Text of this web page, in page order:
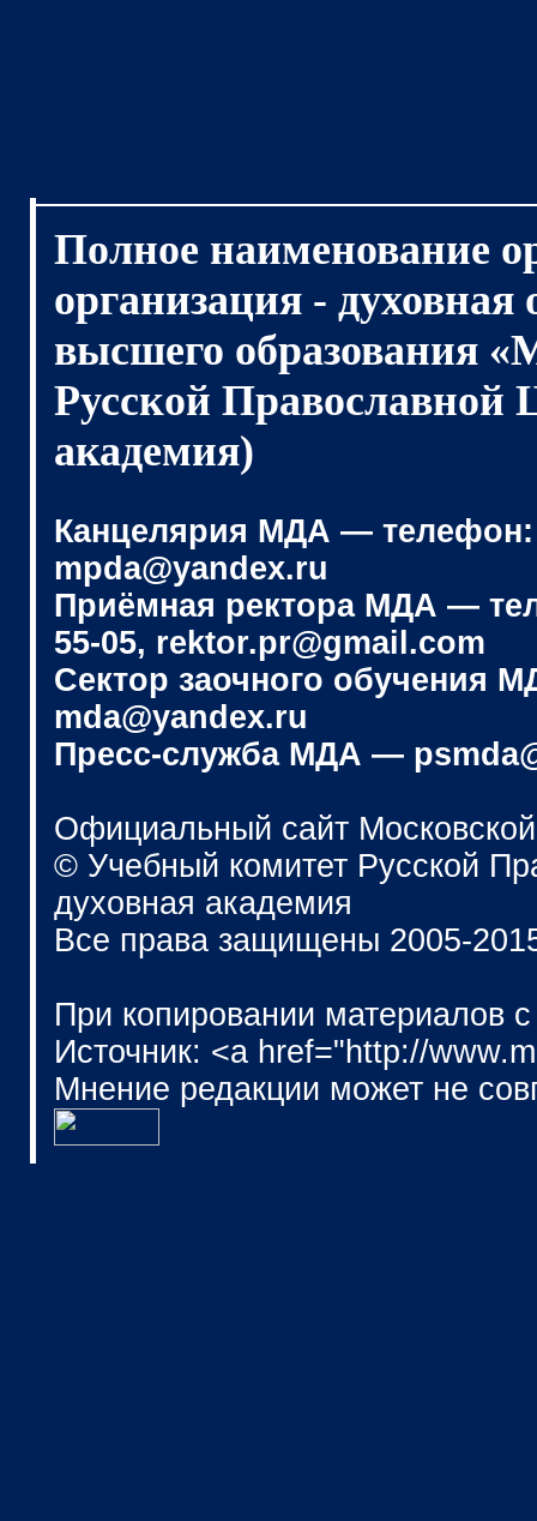
Полное наименование
организация - духовная
высшего образования
Русской Православной
академия)
Канцелярия МДА — телефон:
mpda@yandex.ru
Приёмная ректора МДА —
55-05, rektor.pr@gmail.com
Сектор заочного обучения
mda@yandex.ru
Пресс-служба МДА —
Официальный сайт
© Учебный комитет Русской
духовная академия
Все права защищены 2005-
При копировании материалов
Источник: <a href="http://
Мнение редакции может не